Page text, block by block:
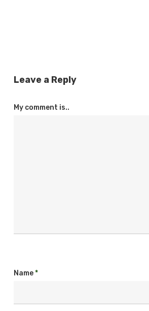
Leave a Reply
My comment is..
Name*